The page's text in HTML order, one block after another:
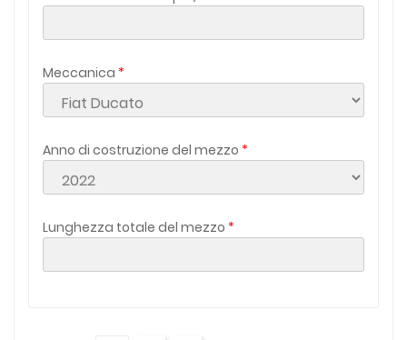
Meccanica
Anno di costruzione del mezzo
Lunghezza totale del mezzo